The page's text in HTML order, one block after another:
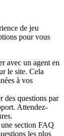
de jeu
pour vous
avec un agent en
le site. Cela
à vos
des questions par
Attendez-
section FAQ
les plus